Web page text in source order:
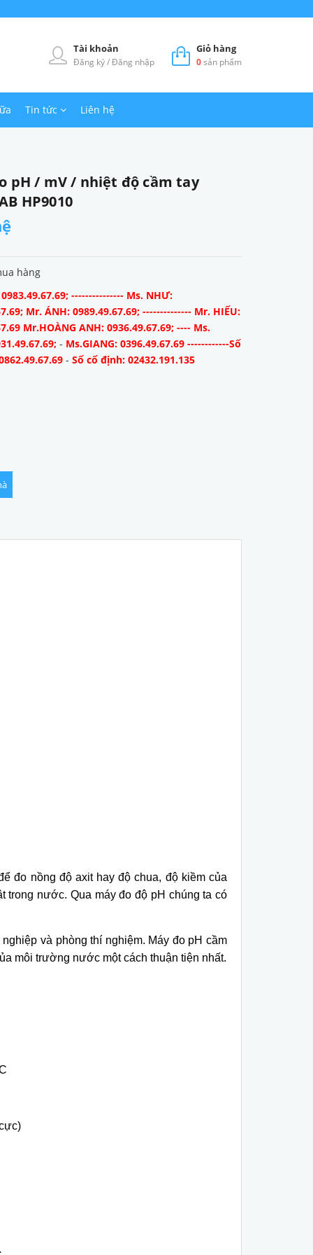
Giỏ hàng
0sản phẩm
Tài khoản
Đăng ký/Đăng nhập
Tin tức Liên hệ
pH / mV / nhiệt độ cầm tay
HP9010
hàng
--------------- Ms. NHƯ:
Mr. ÁNH: 0989.49.67.69; -------------- Mr. HIẾU:
Mr.HOÀNG ANH: 0936.49.67.69; ---- Ms.
- Ms.GIANG: 0396.49.67.69 ------------Số
-Số cố định: 02432.191.135
đo nồng độ axit hay độ chua, độ kiềm của
nước. Qua máy đo độ pH chúng ta có
và phòng thí nghiệm. Máy đo pH cầm
môi trường nước một cách thuận tiện nhất.